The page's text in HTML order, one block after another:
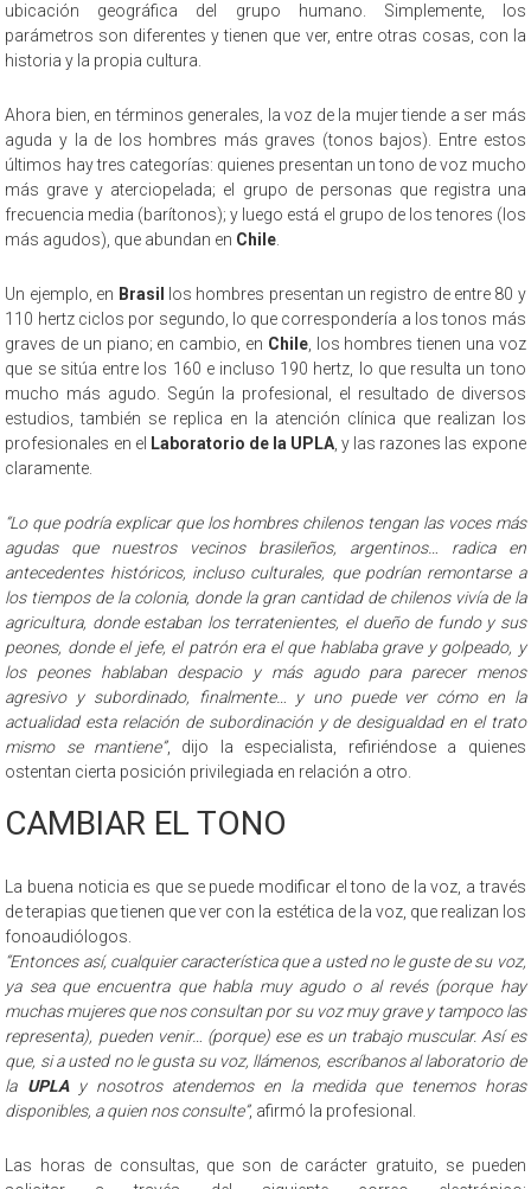
ubicación geográfica del grupo humano. Simplemente, los
parámetros son diferentes y tienen que ver, entre otras cosas, con la
historia y la propia cultura.
Ahora bien, en términos generales, la voz de la mujer tiende a ser más
aguda y la de los hombres más graves (tonos bajos). Entre estos
últimos hay tres categorías: quienes presentan un tono de voz mucho
más grave y aterciopelada; el grupo de personas que registra una
frecuencia media (barítonos); y luego está el grupo de los tenores (los
más agudos), que abundan en Chile.
Un ejemplo, en Brasil
los hombres presentan un registro de entre 80 y
110 hertz ciclos por segundo, lo que correspondería a los tonos más
graves de un piano; en cambio, en Chile, los hombres tienen una voz
que se sitúa entre los 160 e incluso 190 hertz, lo que resulta un tono
mucho más agudo. Según la profesional, el resultado de diversos
estudios, también se replica en la atención clínica que realizan los
profesionales en el Laboratorio de la UPLA, y las razones las expone
claramente.
“Lo que podría explicar que los hombres chilenos tengan las voces más
agudas que nuestros vecinos brasileños, argentinos… radica en
antecedentes históricos, incluso culturales, que podrían remontarse a
los tiempos de la colonia, donde la gran cantidad de chilenos vivía de la
agricultura, donde estaban los terratenientes, el dueño de fundo y sus
peones, donde el jefe, el patrón era el que hablaba grave y golpeado, y
los peones hablaban despacio y más agudo para parecer menos
agresivo y subordinado, finalmente… y uno puede ver cómo en la
actualidad esta relación de subordinación y de desigualdad en el trato
mismo se mantiene”, dijo la especialista, refiriéndose a quienes
ostentan cierta posición privilegiada en relación a otro.
CAMBIAR EL TONO
La buena noticia es que se puede modificar el tono de la voz, a través
de terapias que tienen que ver con la estética de la voz, que realizan los
fonoaudiólogos.
“Entonces así, cualquier característica que a usted no le guste de su voz,
ya sea que encuentra que habla muy agudo o al revés (porque hay
muchas mujeres que nos consultan por su voz muy grave y tampoco las
representa), pueden venir… (porque) ese es un trabajo muscular. Así es
que, si a usted no le gusta su voz, llámenos, escríbanos al laboratorio de
la UPLAy nosotros atendemos en la medida que tenemos horas
disponibles, a quien nos consulte”, afirmó la profesional.
Las horas de consultas, que son de carácter gratuito, se pueden